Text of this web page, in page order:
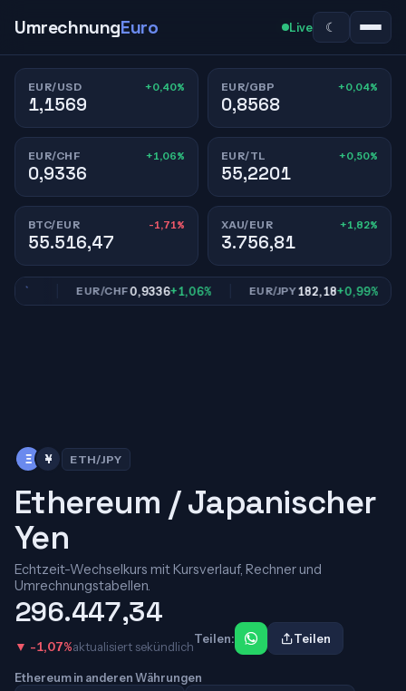
UmrechnungEuro Live ☾
EUR/USD +0,40%
1,1569
EUR/GBP +0,04%
0,8568
EUR/CHF +1,06%
0,9336
EUR/TL +0,50%
55,2201
BTC/EUR -1,71%
55.516,47
XAU/EUR +1,82%
3.756,81
EUR/CHF0,9336+1,06% EUR/JPY182,18+0,99%
Ξ ¥ ETH/JPY
Ethereum / Japanischer
Yen
Echtzeit-Wechselkurs mit Kursverlauf, Rechner und
Umrechnungstabellen.
296.447,34
▼ -1,07%aktualisiert sekündlich
Teilen: Teilen
Ethereum in anderen Währungen